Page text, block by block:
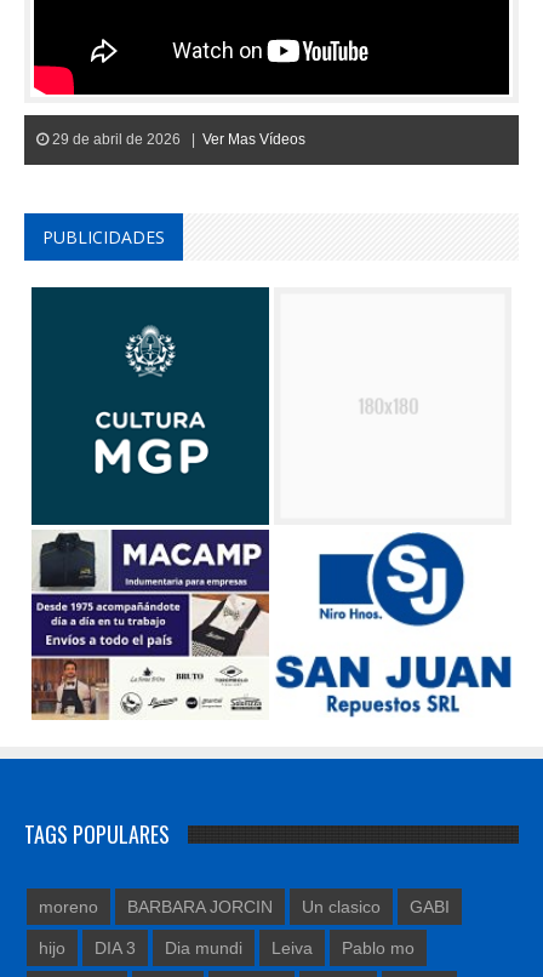
29 de abril de 2026 | Ver Mas Vídeos
PUBLICIDADES
TAGS POPULARES
moreno BARBARA JORCIN Un clasico GABI
hijo DIA 3 Dia mundi Leiva Pablo mo